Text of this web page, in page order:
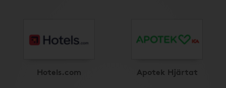
Hotels.com Apotek Hjärtat